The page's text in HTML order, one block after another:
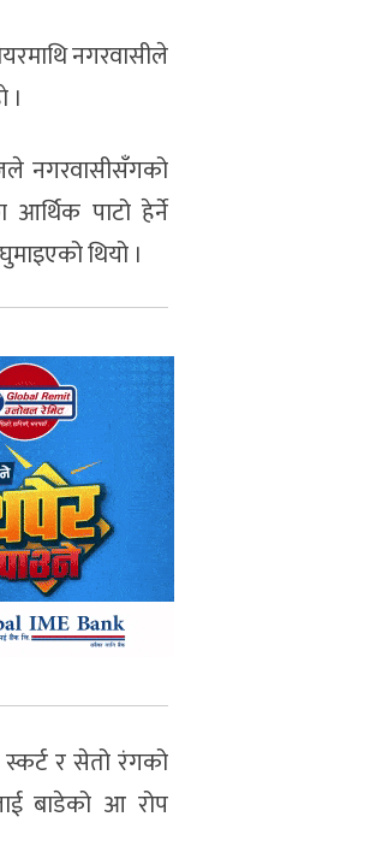
नगरवासीले
।
नगरवासीसँगको
आर्थिक पाटो हेर्ने
थियो ।
र सेतो रंगको
बाडेको आ रोप